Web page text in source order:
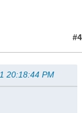
#4
20:18:44 PM